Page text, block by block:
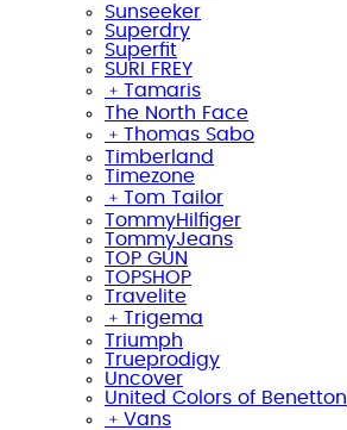
Sunseeker
Superdry
Superfit
SURI FREY
﹢ Tamaris
The North Face
﹢ Thomas Sabo
Timberland
Timezone
﹢ Tom Tailor
TommyHilfiger
TommyJeans
TOP GUN
TOPSHOP
Travelite
﹢ Trigema
Triumph
Trueprodigy
Uncover
United Colors of Benetton
﹢ Vans